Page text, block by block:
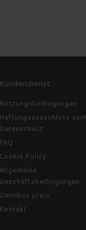
Kundendienst
Nutzungsbedingungen
Haftungsausschluss zum
Datenschutz
FAQ
Cookie Policy
Allgemeine
Geschäftsbedingungen
Omnibus preis
Kontakt